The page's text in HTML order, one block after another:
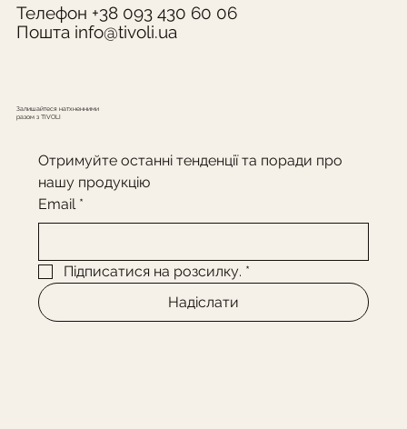
підлокітниками
Ціна
15 420,00 ₴
серія)
Ціна
10 140,00 ₴ Ціна
84 120,00 ₴
Ціна
69 030,00 ₴ Ціна
16 560,00 ₴
Ціна
11 580,00 ₴
журнальний D670
Ціна
53 310,00 ₴ Ціна
12 360,00 ₴
журнальний D500
Ціна
23 904,00 ₴
Ціна
10 500,00 ₴
Ціна
9 828,00 ₴
Немає в наявності
Залишайтеся натхненними
разом з TIVOLI
Отримуйте останні тенденції та поради про
нашу продукцію
Email *
Підписатися на розсилку. *
Надіслати
Телефон +38 093 430 60 06
Пошта info@tivoli.ua